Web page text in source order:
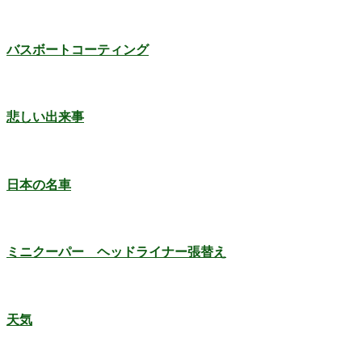
バスボートコーティング
悲しい出来事
日本の名車
ミニクーパー ヘッドライナー張替え
天気